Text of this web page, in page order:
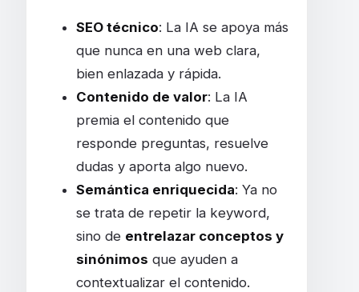
SEO técnico: La IA se apoya más
que nunca en una web clara,
bien enlazada y rápida.
Contenido de valor: La IA
premia el contenido que
responde preguntas, resuelve
dudas y aporta algo nuevo.
Semántica enriquecida: Ya no
se trata de repetir la keyword,
sino de entrelazar conceptos y
sinónimos que ayuden a
contextualizar el contenido.